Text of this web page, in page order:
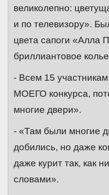
великолепно:
и по телевизору».
цвета сапоги «Алла
бриллиантовое
- Всем 15
МОЕГО конкурса,
многие двери».
- «Там были многие
добились, но даже
даже курит так, как
словами».